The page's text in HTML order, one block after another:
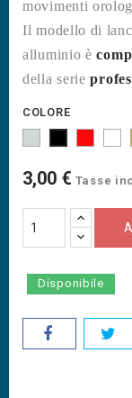
movimenti
Il modello di
alluminio è
della serie
COLORE
3,00 € Tasse
Disponibile